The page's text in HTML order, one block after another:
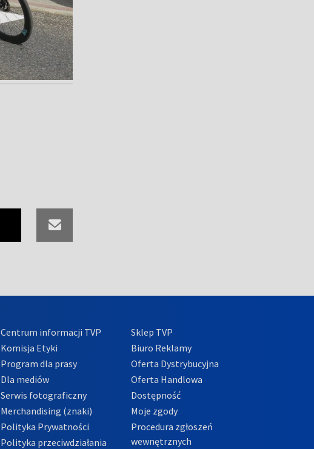
Centrum informacji TVP
Komisja Etyki
Program dla prasy
Dla mediów
Serwis fotograficzny
Merchandising (znaki)
Polityka Prywatności
Polityka przeciwdziałania
Sklep TVP
Biuro Reklamy
Oferta Dystrybucyjna
Oferta Handlowa
Dostępność
Moje zgody
Procedura zgłoszeń
wewnętrznych